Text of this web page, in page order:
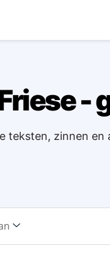
-
teksten, zinnen en